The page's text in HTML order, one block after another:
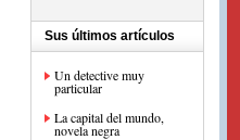
Sus últimos artículos
Un detective muy
particular
La capital del mundo,
novela negra